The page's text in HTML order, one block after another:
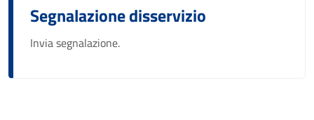
Segnalazione disservizio
Invia segnalazione.